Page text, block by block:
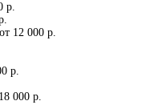
р.
от 12 000 р.
р.
000 р.